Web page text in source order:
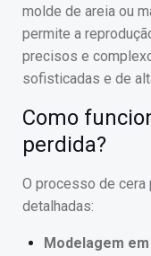
molde de areia ou
permite a
precisos e
sofisticadas e de
Como
perdida?
O processo de cera
detalhadas:
Modelagem